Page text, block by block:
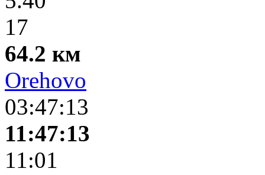
17
64.2 км
Orehovo
03:47:13
11:47:13
11:01